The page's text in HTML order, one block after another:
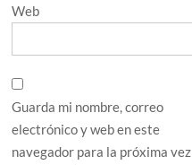
Web
Guarda mi nombre, correo
electrónico y web en este
navegador para la próxima vez